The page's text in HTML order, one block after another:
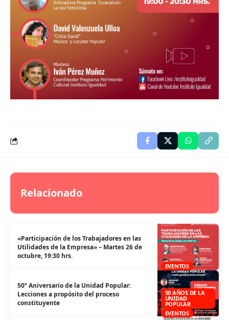
Relacionado
EVENTOS
«Participación de los Trabajadores en las
Utilidades de la Empresa» – Martes 26 de
octubre, 19:30 hrs.
50 AÑOS DE LA
UNIDAD
POPULAR
EVENTOS
50º Aniversario de la Unidad Popular:
Lecciones a propósito del proceso
constituyente